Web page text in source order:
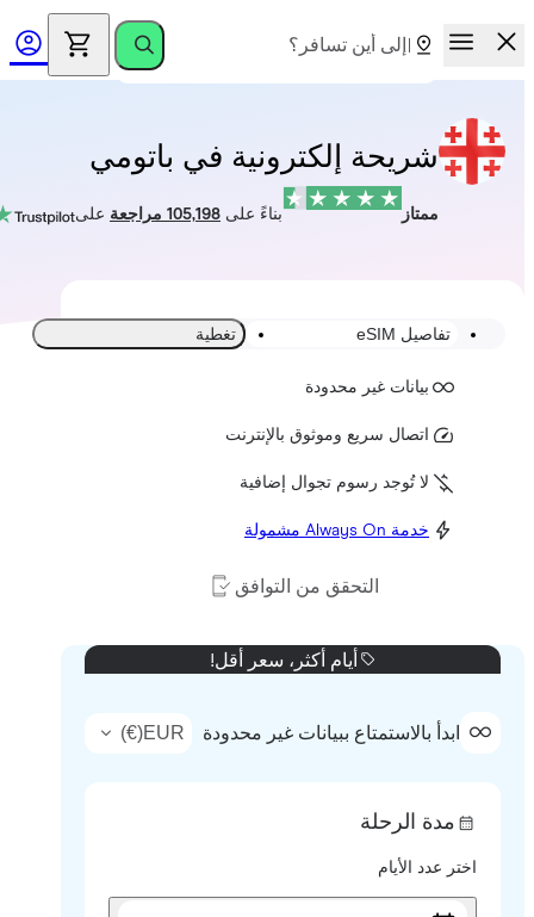
شريحة إلكترونية في باتومي
بناءً على105,198 مراجعة على
تفاصيل eSIM تغطية
بيانات غير محدودة
اتصال سريع وموثوق بالإنترنت
لا تُوجد رسوم تجوال إضافية
خدمة Always On مشمولة
التحقق من التوافق
أيام أكثر، سعر أقل!
ابدأ بالاستمتاع ببيانات غير محدودة EUR
€
)
مدة الرحلة
اختر عدد الأيام